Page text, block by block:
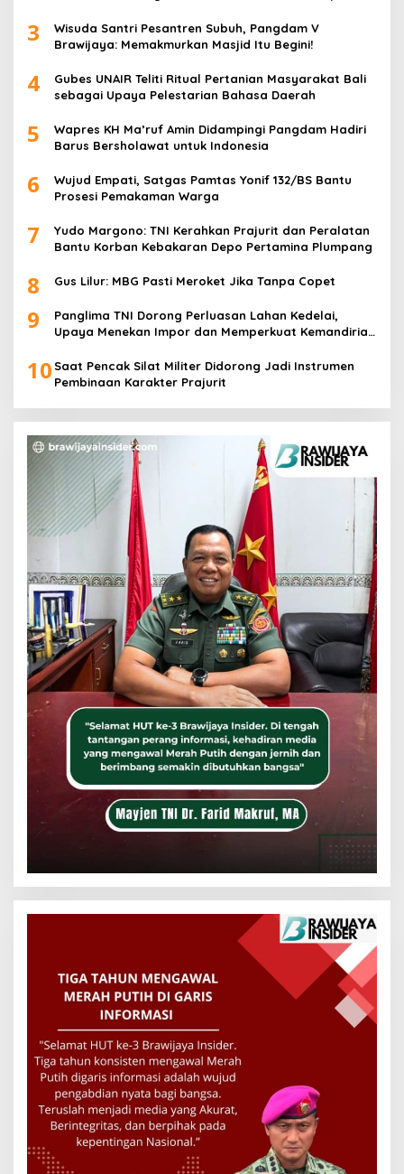
3
Wisuda Santri Pesantren Subuh, Pangdam V
Brawijaya: Memakmurkan Masjid Itu Begini!
4
Gubes UNAIR Teliti Ritual Pertanian Masyarakat Bali
sebagai Upaya Pelestarian Bahasa Daerah
5
Wapres KH Ma’ruf Amin Didampingi Pangdam Hadiri
Barus Bersholawat untuk Indonesia
6
Wujud Empati, Satgas Pamtas Yonif 132/BS Bantu
Prosesi Pemakaman Warga
7
Yudo Margono: TNI Kerahkan Prajurit dan Peralatan
Bantu Korban Kebakaran Depo Pertamina Plumpang
8 Gus Lilur: MBG Pasti Meroket Jika Tanpa Copet
9
Panglima TNI Dorong Perluasan Lahan Kedelai,
Upaya Menekan Impor dan Memperkuat Kemandirian
10 Saat Pencak Silat Militer Didorong Jadi Instrumen
Pembinaan Karakter Prajurit